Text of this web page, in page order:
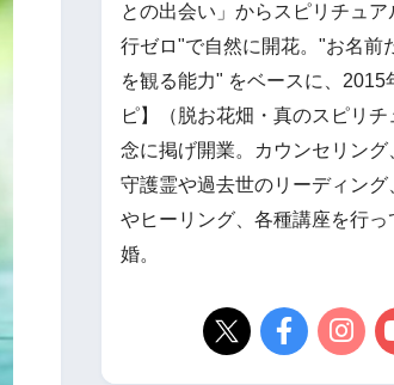
との出会い」からスピリチュア
行ゼロ"で自然に開花。"お名前
を観る能力" をベースに、2015
ピ】（脱お花畑・真のスピリチ
念に掲げ開業。カウンセリング
守護霊や過去世のリーディング
やヒーリング、各種講座を行っ
婚。